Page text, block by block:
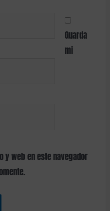
Guarda
mi
y web en este navegador